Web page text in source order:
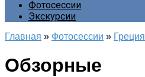
Фотосессии
Экскурсии
Главная » Фотосессии » Греция
Обзорные